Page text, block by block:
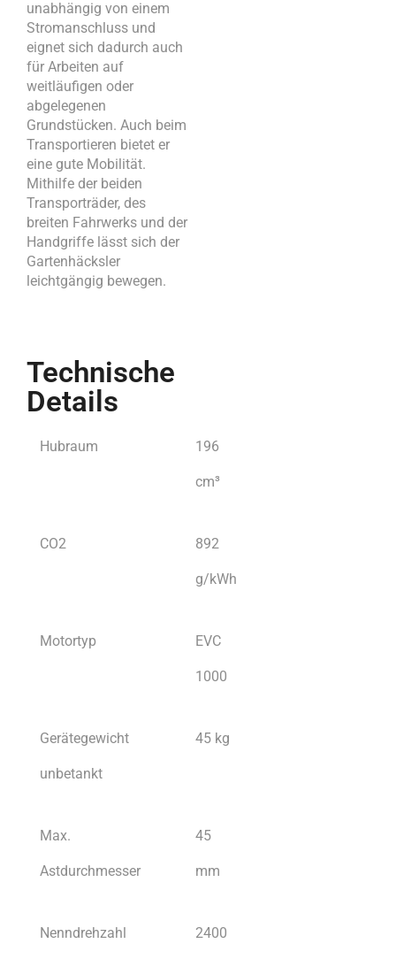
unabhängig von einem
Stromanschluss und
eignet sich dadurch auch
für Arbeiten auf
weitläufigen oder
abgelegenen
Grundstücken. Auch beim
Transportieren bietet er
eine gute Mobilität.
Mithilfe der beiden
Transporträder, des
breiten Fahrwerks und der
Handgriffe lässt sich der
Gartenhäcksler
leichtgängig bewegen.
Technische
Details
Hubraum 196
cm³
CO2 892
g/kWh
Motortyp EVC
1000
Gerätegewicht
unbetankt
45 kg
Max.
Astdurchmesser
45
mm
Nenndrehzahl 2400